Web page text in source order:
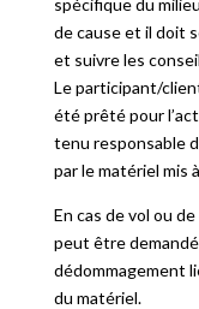
spécifique du
de cause et il doit
et suivre les
Le participant/
été prêté pour
tenu responsable
par le matériel mis
En cas de vol ou
peut être
dédommagement
du matériel.